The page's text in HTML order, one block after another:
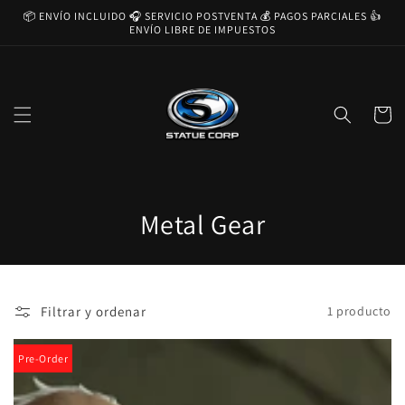
directamente
📦 ENVÍO INCLUIDO 🎧 SERVICIO POSTVENTA 💰 PAGOS PARCIALES 👍
ENVÍO LIBRE DE IMPUESTOS
Carrito
C
o
e
Metal Gear
Filtrar y ordenar 1 producto
Pre-Order